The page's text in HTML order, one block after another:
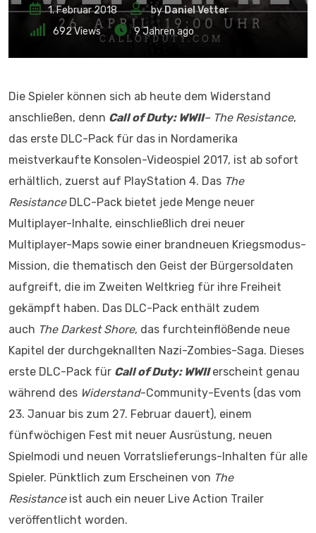
1. Februar 2018 byDaniel Vetter
692Views 9 Jahren ago
Die Spieler können sich ab heute dem Widerstand
anschließen, denn Call of Duty: WWII– The Resistance,
das erste DLC-Pack für das in Nordamerika
meistverkaufte Konsolen-Videospiel 2017, ist ab sofort
erhältlich, zuerst auf PlayStation 4. Das The
Resistance DLC-Pack bietet jede Menge neuer
Multiplayer-Inhalte, einschließlich drei neuer
Multiplayer-Maps sowie einer brandneuen Kriegsmodus-
Mission, die thematisch den Geist der Bürgersoldaten
aufgreift, die im Zweiten Weltkrieg für ihre Freiheit
gekämpft haben. Das DLC-Pack enthält zudem
auch The Darkest Shore, das furchteinflößende neue
Kapitel der durchgeknallten Nazi-Zombies-Saga. Dieses
erste DLC-Pack für Call of Duty: WWIIerscheint genau
während des Widerstand-Community-Events (das vom
23. Januar bis zum 27. Februar dauert), einem
fünfwöchigen Fest mit neuer Ausrüstung, neuen
Spielmodi und neuen Vorratslieferungs-Inhalten für alle
Spieler. Pünktlich zum Erscheinen von The
Resistanceist auch ein neuer Live Action Trailer
veröffentlicht worden.